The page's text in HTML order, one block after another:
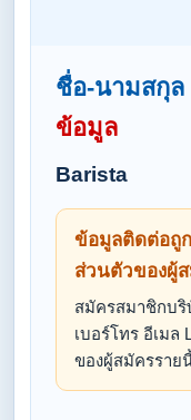
ชื่อ-นามสกุล
ข้อมูล
Barista
ข้อมูลติดต่อถู
ส่วนตัวของผู้
สมัครสมาชิกบริ
เบอร์โทร อีเม
ของผู้สมัครราย